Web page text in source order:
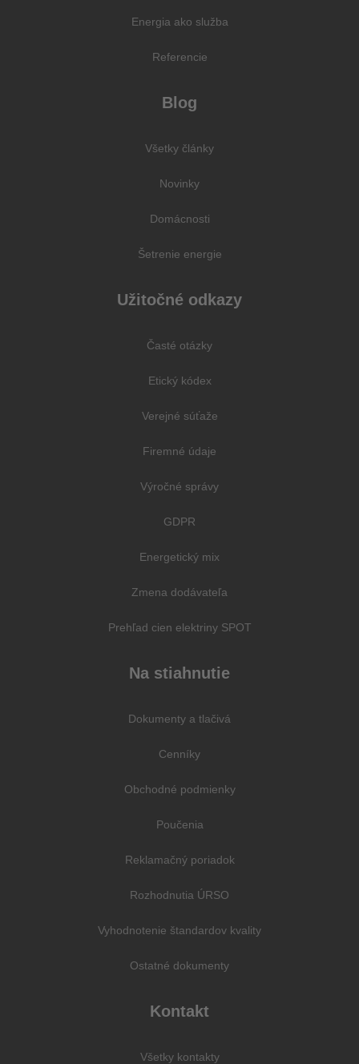
Energia ako služba
Referencie
Blog
Všetky články
Novinky
Domácnosti
Šetrenie energie
Užitočné odkazy
Časté otázky
Etický kódex
Verejné súťaže
Firemné údaje
Výročné správy
GDPR
Energetický mix
Zmena dodávateľa
Prehľad cien elektriny SPOT
Na stiahnutie
Dokumenty a tlačivá
Cenníky
Obchodné podmienky
Poučenia
Reklamačný poriadok
Rozhodnutia ÚRSO
Vyhodnotenie štandardov kvality
Ostatné dokumenty
Kontakt
Všetky kontakty